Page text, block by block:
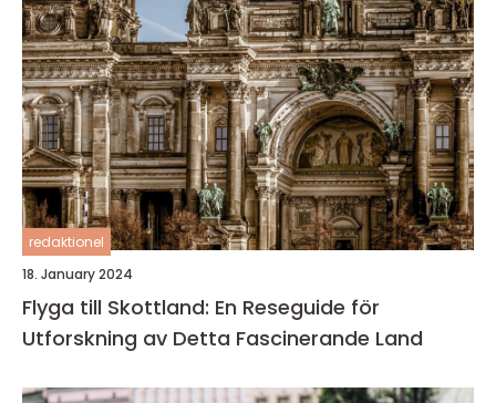
redaktionel
18. January 2024
Flyga till Skottland: En Reseguide för
Utforskning av Detta Fascinerande Land